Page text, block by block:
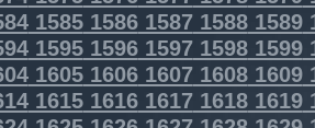
15851586158715881589
15951596159715981599
16051606160716081609
16151616161716181619